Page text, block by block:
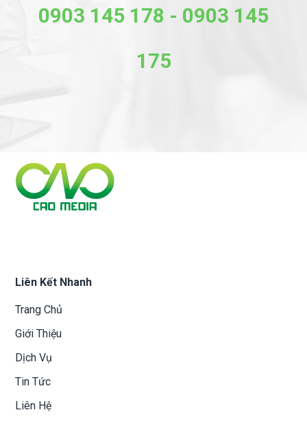
0903 145 178 - 0903 145
175
Liên Kết Nhanh
Trang Chủ
Giới Thiệu
Dịch Vụ
Tin Tức
Liên Hệ